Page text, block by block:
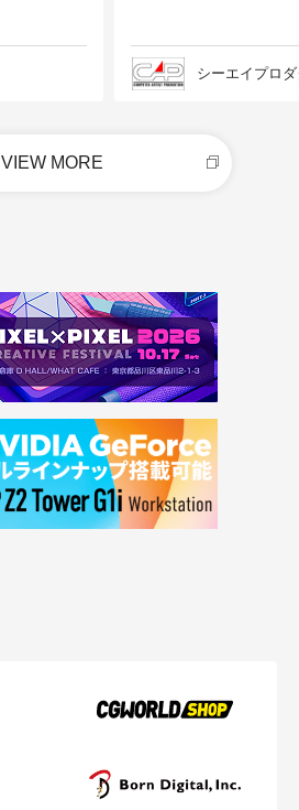
シーエイプロ
VIEW MORE